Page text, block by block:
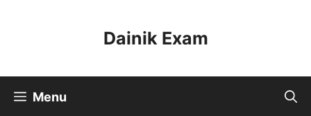
Dainik Exam
Menu